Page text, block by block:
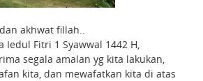
akhwat fillah..
Iedul Fitri 1 Syawwal 1442 H,
segala amalan yg kita lakukan,
kita, dan mewafatkan kita di atas